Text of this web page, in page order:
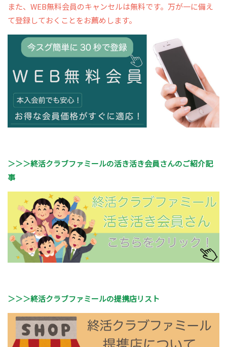
また、WEB無料会員のキャンセルは無料です。万が一に備え
て登録しておくことをお薦めします。
＞＞＞終活クラブファミールの活き活き会員さんのご紹介記
事
＞＞＞終活クラブファミールの提携店リスト